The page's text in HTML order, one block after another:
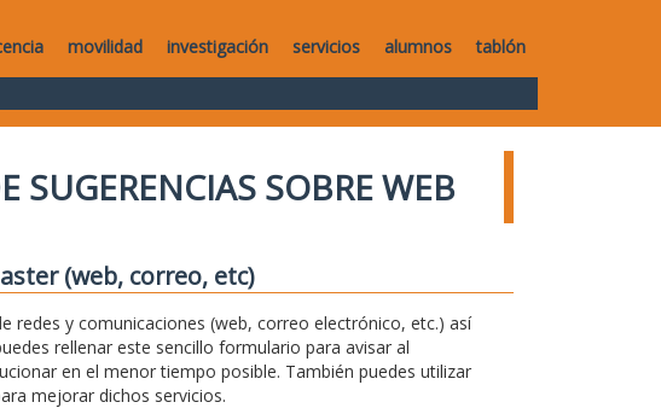
movilidad investigación servicios alumnos tablón
SUGERENCIAS SOBRE WEB
(web, correo, etc)
redes y comunicaciones (web, correo electrónico, etc.) así
rellenar este sencillo formulario para avisar al
en el menor tiempo posible. También puedes utilizar
mejorar dichos servicios.